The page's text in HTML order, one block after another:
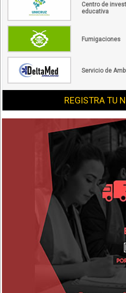
Centro de
educativa
Fumigaciones
Servicio de
REGISTRA TU